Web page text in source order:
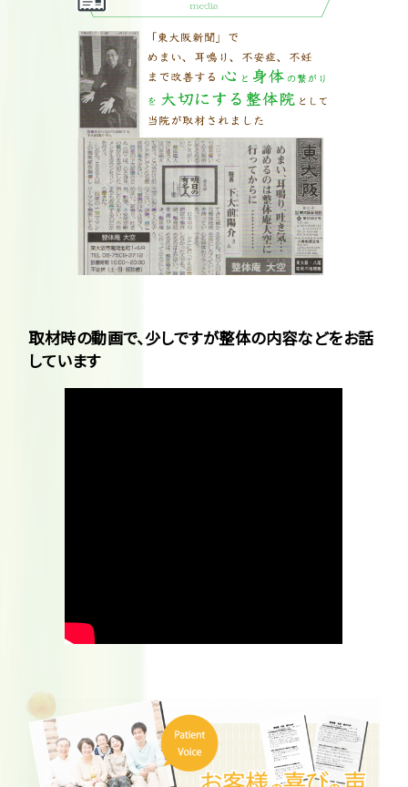
取材時の動画で、少しですが整体の内容などをお話
しています